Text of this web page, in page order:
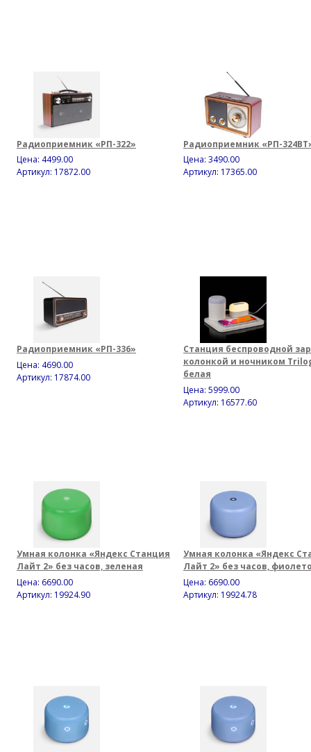
Радиоприемник «РП-322»
Цена: 4499.00
Артикул: 17872.00
Радиоприемник «РП-
Цена: 3490.00
Артикул: 17365.00
Радиоприемник «РП-336»
Цена: 4690.00
Артикул: 17874.00
Станция беспроводной
колонкой и ночником
белая
Цена: 5999.00
Артикул: 16577.60
Умная колонка «Яндекс Станция
Лайт 2» без часов, зеленая
Цена: 6690.00
Артикул: 19924.90
Умная колонка «Яндекс
Лайт 2» без часов,
Цена: 6690.00
Артикул: 19924.78